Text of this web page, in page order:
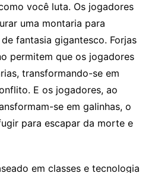
você luta. Os jogadores
uma montaria para
fantasia gigantesco. Forjas
permitem que os jogadores
transformando-se em
E os jogadores, ao
se em galinhas, o
para escapar da morte e
em classes e tecnologia